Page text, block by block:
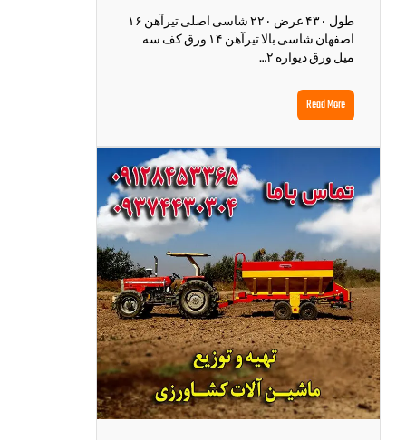
طول ۴۳۰ عرض ۲۲۰ شاسی اصلی تیرآهن ۱۶
اصفهان شاسی بالا تیرآهن ۱۴ ورق کف سه
میل ورق دیواره ۲…
Read More